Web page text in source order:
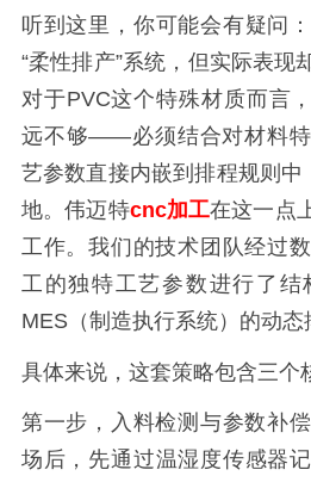
听到这里，你可能会有疑问
“柔性排产”系统，但实际表现
对于PVC这个特殊材质而言
远不够——必须结合对材料特
艺参数直接内嵌到排程规则中
地。伟迈特cnc加工在这一点
工作。我们的技术团队经过
工的独特工艺参数进行了结
MES（制造执行系统）的动态
具体来说，这套策略包含三个
第一步，入料检测与参数补
场后，先通过温湿度传感器